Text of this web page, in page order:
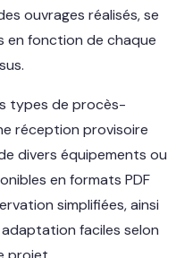
ouvrages réalisés, se
en fonction de chaque
types de procès-
réception provisoire
divers équipements ou
en formats PDF
simplifiées, ainsi
faciles selon